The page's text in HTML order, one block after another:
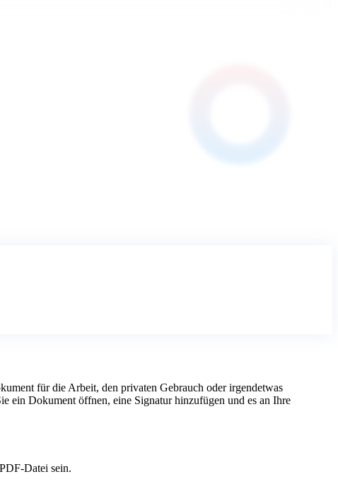
für die Arbeit, den privaten Gebrauch oder irgendetwas
ein Dokument öffnen, eine Signatur hinzufügen und es an Ihre
Datei sein.